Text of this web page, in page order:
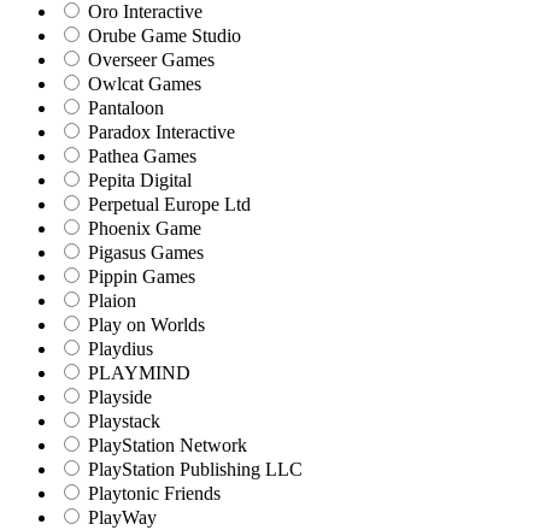
Oro Interactive
Orube Game Studio
Overseer Games
Owlcat Games
Pantaloon
Paradox Interactive
Pathea Games
Pepita Digital
Perpetual Europe Ltd
Phoenix Game
Pigasus Games
Pippin Games
Plaion
Play on Worlds
Playdius
PLAYMIND
Playside
Playstack
PlayStation Network
PlayStation Publishing LLC
Playtonic Friends
PlayWay